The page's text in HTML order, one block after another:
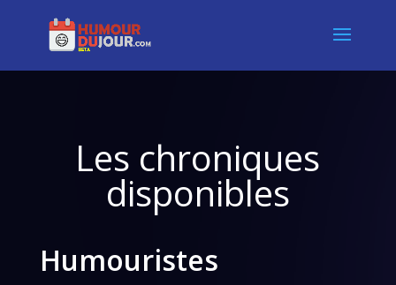
Les chroniques
disponibles
Humouristes